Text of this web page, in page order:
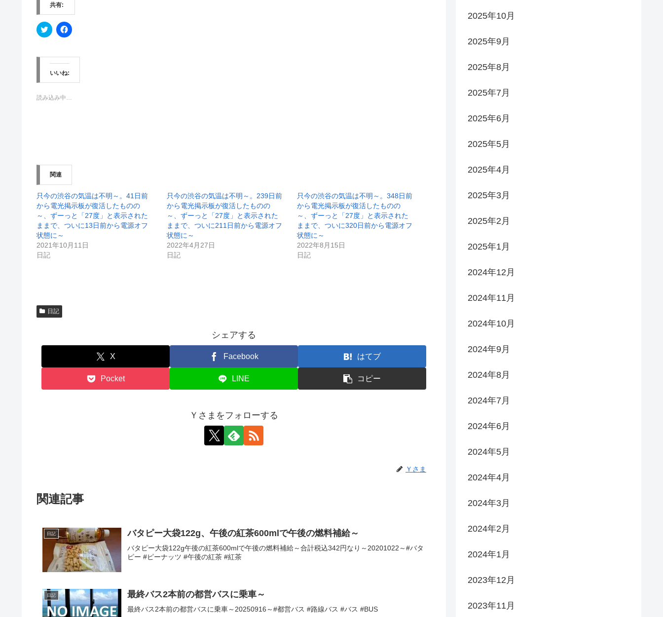
共有:
ク
リ
て
T
w
t
e
ィ
ド
開
き
ま
す
F
a
o
o
k
共
す
く
新
し
い
ウ
ィ
ン
で
いいね:
読み込み中…
関連
只今の渋谷の気温は不明～。41日前
から電光掲示板が復活したものの
～、ずーっと「27度」と表示された
ままで、ついに13日前から電源オフ
状態に～
2021年10月11日
日記
只今の渋谷の気温は不明～。239日前
から電光掲示板が復活したものの
～、ずーっと「27度」と表示された
ままで、ついに211日前から電源オフ
状態に～
2022年4月27日
日記
只今の渋谷の気温は不明～。348日前
から電光掲示板が復活したものの
～、ずーっと「27度」と表示された
ままで、ついに320日前から電源オフ
状態に～
2022年8月15日
日記
日記
シェアする
X Facebook はてブ
Pocket LINE コピー
Ｙさまをフォローする
Ｙさま
関連記事
日記 バタピー大袋122g、午後の紅茶600mlで午後の燃料補給～
バタピー大袋122g午後の紅茶600mlで午後の燃料補給～合計税込342円なり～20201022～#バタ
ピー #ピーナッツ #午後の紅茶 #紅茶
日記 最終バス2本前の都営バスに乗車～
最終バス2本前の都営バスに乗車～20250916～#都営バス #路線バス #バス #BUS
2025年10月
2025年9月
2025年8月
2025年7月
2025年6月
2025年5月
2025年4月
2025年3月
2025年2月
2025年1月
2024年12月
2024年11月
2024年10月
2024年9月
2024年8月
2024年7月
2024年6月
2024年5月
2024年4月
2024年3月
2024年2月
2024年1月
2023年12月
2023年11月